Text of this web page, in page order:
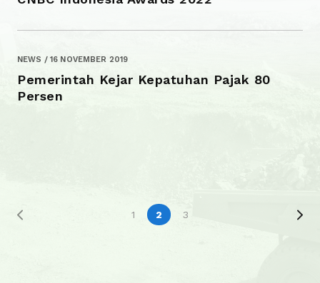
NEWS / 16 NOVEMBER 2019
Pemerintah Kejar Kepatuhan Pajak 80
Persen
1 2 3